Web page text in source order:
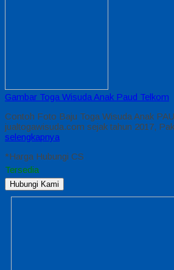
Gambar Toga Wisuda Anak Paud Telkom
Contoh Foto Baju Toga Wisuda Anak
jualtogawisuda.com sejak tahun 2017,
selengkapnya
*Harga Hubungi CS
Tersedia
Hubungi Kami